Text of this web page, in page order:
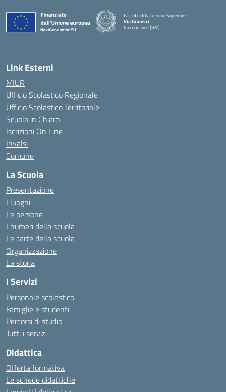
Istituto di Istruzione Superiore
Via Gramsci
Valmontone (RM)
Link Esterni
MIUR
Ufficio Scolastico Regionale
Ufficio Scolastico Territoriale
Scuola in Chiaro
Iscrizioni On Line
Invalsi
Comune
La Scuola
Presentazione
I luoghi
Le persone
I numeri della scuola
Le carte della scuola
Organizzazione
La storia
I Servizi
Personale scolastico
Famiglie e studenti
Percorsi di studio
Tutti i servizi
Didattica
Offerta formativa
Le schede didattiche